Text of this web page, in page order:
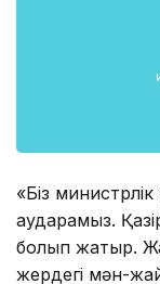
«Біз
аударамыз.
болып жатыр.
жердегі мән-